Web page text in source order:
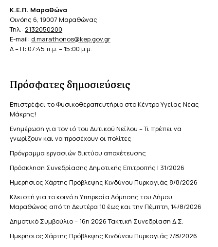
Κ.Ε.Π. Μαραθώνα
Οινόης 6, 19007 Μαραθώνας
Τηλ.: 2132050200
E-mail: d.marathonos@kep.gov.gr
Δ – Π: 07:45 π.μ. – 15:00 μ.μ.
Πρόσφατες δημοσιεύσεις
Επιστρέφει το Φυσικοθεραπευτήριο στο Κέντρο Υγείας Νέας
Μάκρης!
Ενημέρωση για τον ιό του Δυτικού Νείλου – Τι πρέπει να
γνωρίζουν και να προσέχουν οι πολίτες
Πρόγραμμα εργασιών δικτύου αποχέτευσης
Πρόσκληση Συνεδρίασης Δημοτικής Επιτροπής | 31/2026
Ημερήσιος Χάρτης Πρόβλεψης Κινδύνου Πυρκαγιάς 8/8/2026
Κλειστή για το κοινό η Υπηρεσία Δόμησης του Δήμου
Μαραθώνος από τη Δευτέρα 10 έως και την Πέμπτη, 14/8/2026
Δημοτικό Συμβούλιο – 16η 2026 Τακτική Συνεδρίαση Δ.Σ.
Ημερήσιος Χάρτης Πρόβλεψης Κινδύνου Πυρκαγιάς 7/8/2026